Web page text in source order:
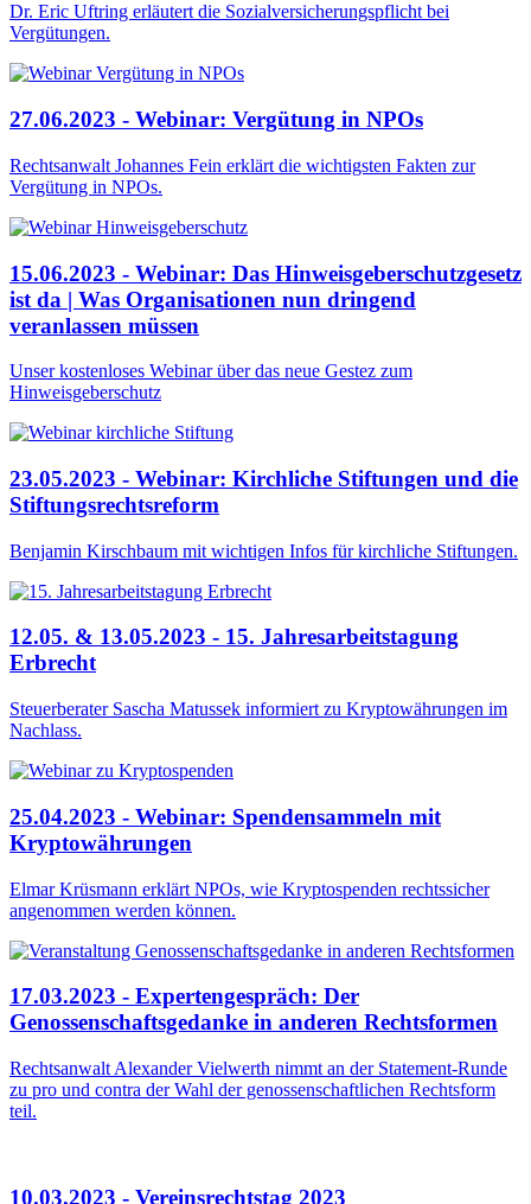
Dr. Eric Uftring erläutert die Sozialversicherungspflicht bei
Vergütungen.
27.06.2023 - Webinar: Vergütung in NPOs
Rechtsanwalt Johannes Fein erklärt die wichtigsten Fakten zur
Vergütung in NPOs.
15.06.2023 - Webinar: Das Hinweisgeberschutzgesetz
ist da | Was Organisationen nun dringend
veranlassen müssen
Unser kostenloses Webinar über das neue Gestez zum
Hinweisgeberschutz
23.05.2023 - Webinar: Kirchliche Stiftungen und die
Stiftungsrechtsreform
Benjamin Kirschbaum mit wichtigen Infos für kirchliche Stiftungen.
12.05. & 13.05.2023 - 15. Jahresarbeitstagung
Erbrecht
Steuerberater Sascha Matussek informiert zu Kryptowährungen im
Nachlass.
25.04.2023 - Webinar: Spendensammeln mit
Kryptowährungen
Elmar Krüsmann erklärt NPOs, wie Kryptospenden rechtssicher
angenommen werden können.
17.03.2023 - Expertengespräch: Der
Genossenschaftsgedanke in anderen Rechtsformen
Rechtsanwalt Alexander Vielwerth nimmt an der Statement-Runde
zu pro und contra der Wahl der genossenschaftlichen Rechtsform
teil.
10.03.2023 - Vereinsrechtstag 2023